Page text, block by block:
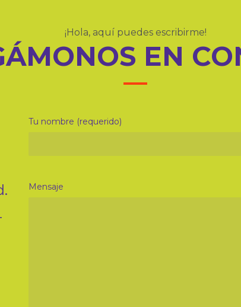
¡Hola, aquí puedes escribirme!
EN
Tu nombre (requerido)
Mensaje